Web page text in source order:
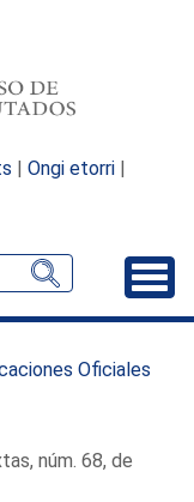
| Ongi etorri |
Oficiales
núm. 68, de